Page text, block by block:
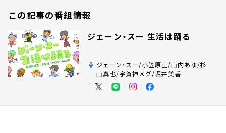
この記事の番組情報
ジェーン・スー 生活は踊る
ジェーン・スー/小笠原亘/山内あゆ/杉
山真也/宇賀神メグ/堀井美香